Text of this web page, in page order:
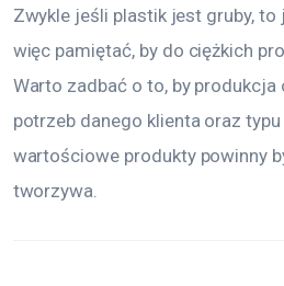
Zwykle jeśli plastik jest gruby,
więc pamiętać, by do ciężkich
Warto zadbać o to, by
potrzeb danego klienta oraz
wartościowe produkty powinny
tworzywa.